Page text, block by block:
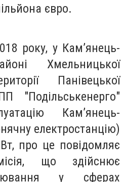
євро.
року, у Кам’янець-
Хмельницької
Панівецької
"Подільськенерго"
Кам’янець-
електростанцію)
про це повідомляє
що здійснює
у сферах